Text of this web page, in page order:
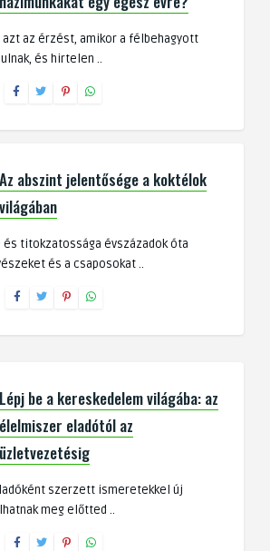
az érzést, amikor a félbehagyott
és hirtelen ..
Az abszint jelentősége a koktélok
világában
titokzatossága évszázadok óta
és a csaposokat ..
Lépj be a kereskedelem világába: az
élelmiszer eladótól az
üzletvezetésig
szerzett ismeretekkel új
meg előtted ..